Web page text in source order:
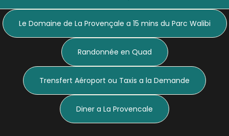
Le Domaine de La Provençale a 15 mins du Parc Walibi
Randonnée en Quad
Trensfert Aéroport ou Taxis a la Demande
Diner a La Provencale